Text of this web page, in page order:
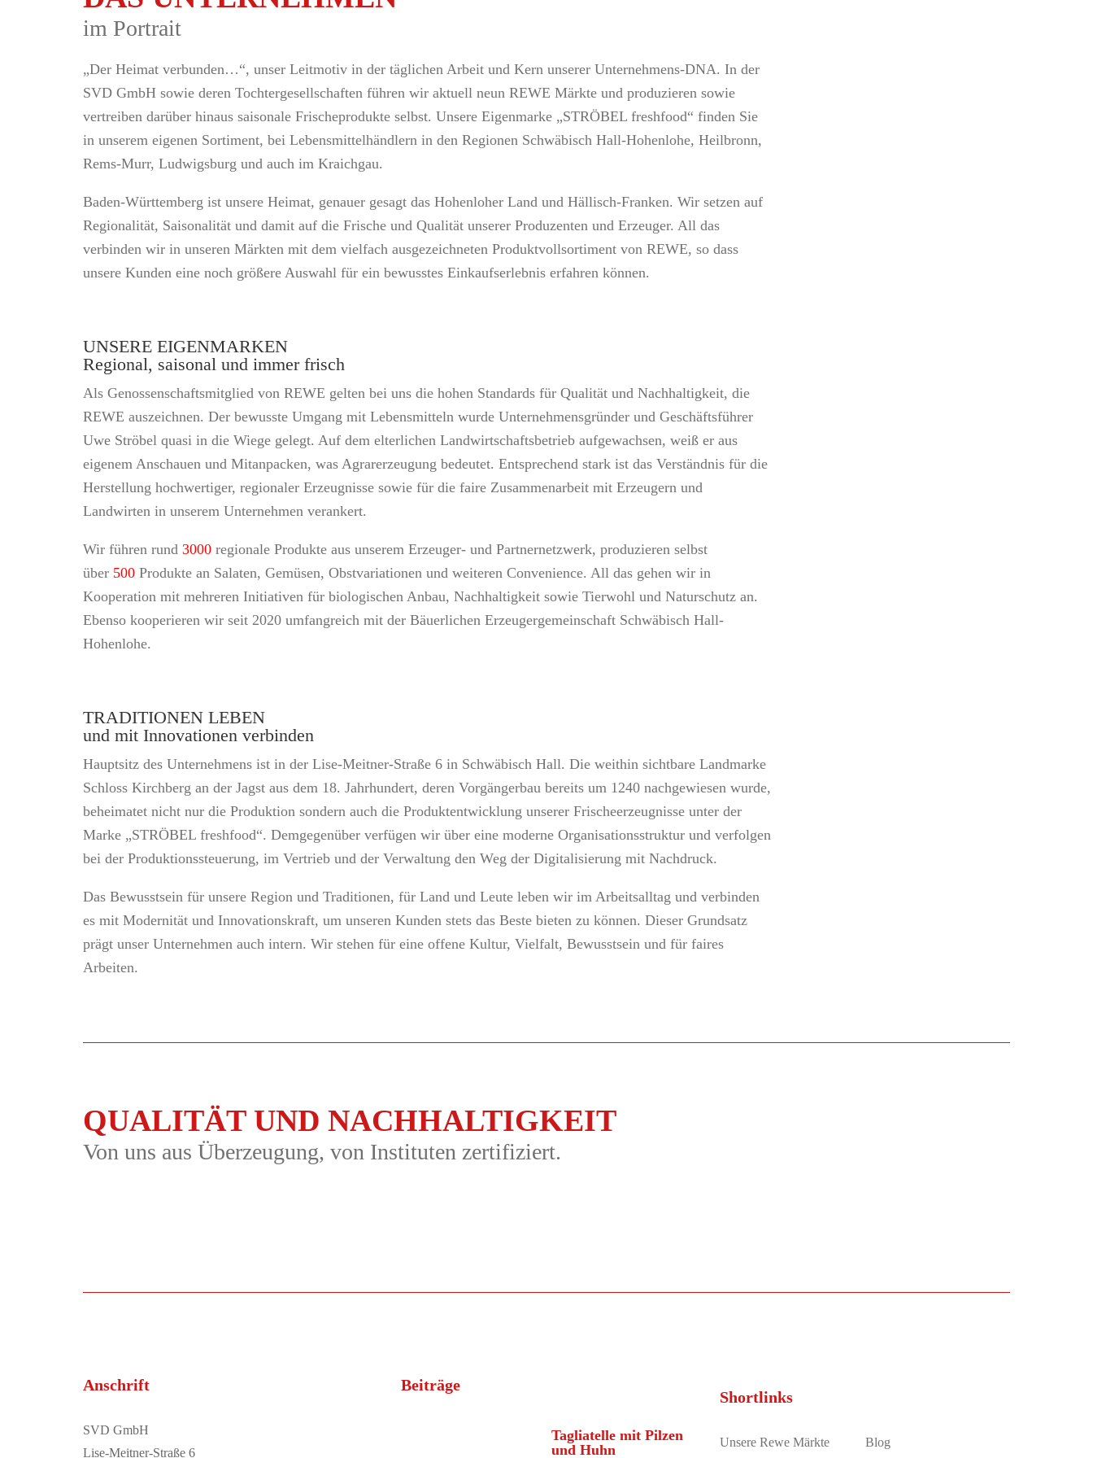
im Portrait
„Der Heimat verbunden…“, unser Leitmotiv in der täglichen Arbeit und Kern unserer Unternehmens-DNA. In der
SVD GmbH sowie deren Tochtergesellschaften führen wir aktuell neun REWE Märkte und produzieren sowie
vertreiben darüber hinaus saisonale Frischeprodukte selbst. Unsere Eigenmarke „STRÖBEL freshfood“ finden Sie
in unserem eigenen Sortiment, bei Lebensmittelhändlern in den Regionen Schwäbisch Hall-Hohenlohe, Heilbronn,
Rems-Murr, Ludwigsburg und auch im Kraichgau.
Baden-Württemberg ist unsere Heimat, genauer gesagt das Hohenloher Land und Hällisch-Franken. Wir setzen auf
Regionalität, Saisonalität und damit auf die Frische und Qualität unserer Produzenten und Erzeuger. All das
verbinden wir in unseren Märkten mit dem vielfach ausgezeichneten Produktvollsortiment von REWE, so dass
unsere Kunden eine noch größere Auswahl für ein bewusstes Einkaufserlebnis erfahren können.
UNSERE EIGENMARKEN
Regional, saisonal und immer frisch
Als Genossenschaftsmitglied von REWE gelten bei uns die hohen Standards für Qualität und Nachhaltigkeit, die
REWE auszeichnen. Der bewusste Umgang mit Lebensmitteln wurde Unternehmensgründer und Geschäftsführer
Uwe Ströbel quasi in die Wiege gelegt. Auf dem elterlichen Landwirtschaftsbetrieb aufgewachsen, weiß er aus
eigenem Anschauen und Mitanpacken, was Agrarerzeugung bedeutet. Entsprechend stark ist das Verständnis für die
Herstellung hochwertiger, regionaler Erzeugnisse sowie für die faire Zusammenarbeit mit Erzeugern und
Landwirten in unserem Unternehmen verankert.
Wir führen rund 3000 regionale Produkte aus unserem Erzeuger- und Partnernetzwerk, produzieren selbst
über 500 Produkte an Salaten, Gemüsen, Obstvariationen und weiteren Convenience. All das gehen wir in
Kooperation mit mehreren Initiativen für biologischen Anbau, Nachhaltigkeit sowie Tierwohl und Naturschutz an.
Ebenso kooperieren wir seit 2020 umfangreich mit der Bäuerlichen Erzeugergemeinschaft Schwäbisch Hall-
Hohenlohe.
TRADITIONEN LEBEN
und mit Innovationen verbinden
Hauptsitz des Unternehmens ist in der Lise-Meitner-Straße 6 in Schwäbisch Hall. Die weithin sichtbare Landmarke
Schloss Kirchberg an der Jagst aus dem 18. Jahrhundert, deren Vorgängerbau bereits um 1240 nachgewiesen wurde,
beheimatet nicht nur die Produktion sondern auch die Produktentwicklung unserer Frischeerzeugnisse unter der
Marke „STRÖBEL freshfood“. Demgegenüber verfügen wir über eine moderne Organisationsstruktur und verfolgen
bei der Produktionssteuerung, im Vertrieb und der Verwaltung den Weg der Digitalisierung mit Nachdruck.
Das Bewusstsein für unsere Region und Traditionen, für Land und Leute leben wir im Arbeitsalltag und verbinden
es mit Modernität und Innovationskraft, um unseren Kunden stets das Beste bieten zu können. Dieser Grundsatz
prägt unser Unternehmen auch intern. Wir stehen für eine offene Kultur, Vielfalt, Bewusstsein und für faires
Arbeiten.
QUALITÄT UND NACHHALTIGKEIT
Von uns aus Überzeugung, von Instituten zertifiziert.
Anschrift
SVD GmbH
Lise-Meitner-Straße 6
Beiträge
Tagliatelle mit Pilzen
und Huhn
Shortlinks
Unsere Rewe Märkte Blog